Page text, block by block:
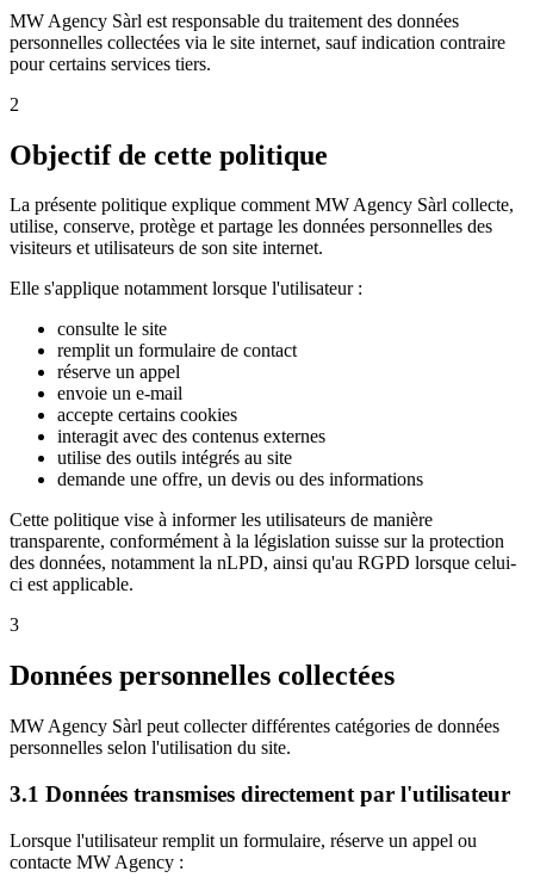
MW Agency Sàrl est responsable du traitement des données
personnelles collectées via le site internet, sauf indication contraire
pour certains services tiers.
2
Objectif de cette politique
La présente politique explique comment MW Agency Sàrl collecte,
utilise, conserve, protège et partage les données personnelles des
visiteurs et utilisateurs de son site internet.
Elle s'applique notamment lorsque l'utilisateur :
consulte le site
remplit un formulaire de contact
réserve un appel
envoie un e-mail
accepte certains cookies
interagit avec des contenus externes
utilise des outils intégrés au site
demande une offre, un devis ou des informations
Cette politique vise à informer les utilisateurs de manière
transparente, conformément à la législation suisse sur la protection
des données, notamment la nLPD, ainsi qu'au RGPD lorsque celui-
ci est applicable.
3
Données personnelles collectées
MW Agency Sàrl peut collecter différentes catégories de données
personnelles selon l'utilisation du site.
3.1 Données transmises directement par l'utilisateur
Lorsque l'utilisateur remplit un formulaire, réserve un appel ou
contacte MW Agency :